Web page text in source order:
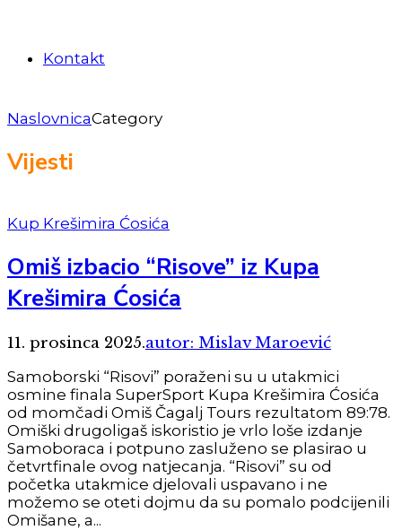
Kontakt
NaslovnicaCategory
Vijesti
Kup Krešimira Ćosića
Omiš izbacio “Risove” iz Kupa
Krešimira Ćosića
11. prosinca 2025.autor: Mislav Maroević
Samoborski “Risovi” poraženi su u utakmici
osmine finala SuperSport Kupa Krešimira Ćosića
od momčadi Omiš Čagalj Tours rezultatom 89:78.
Omiški drugoligaš iskoristio je vrlo loše izdanje
Samoboraca i potpuno zasluženo se plasirao u
četvrtfinale ovog natjecanja. “Risovi” su od
početka utakmice djelovali uspavano i ne
možemo se oteti dojmu da su pomalo podcijenili
Omišane, a...